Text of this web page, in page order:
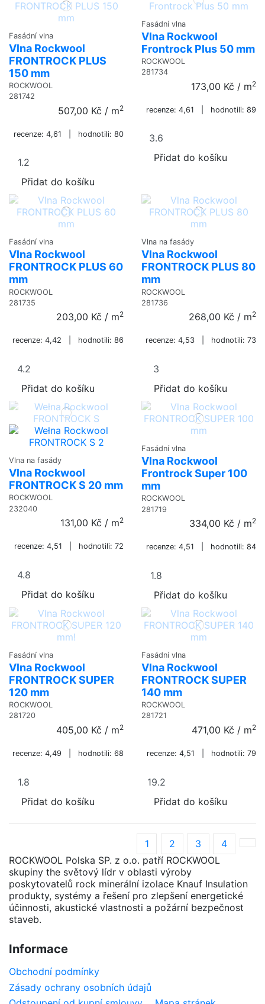
Fasádní vlna
Vlna Rockwool
FRONTROCK PLUS
150 mm
ROCKWOOL
281742
507,00 Kč / m2
recenze: 4,61 | hodnotili: 80
Přidat do košíku
Fasádní vlna
Vlna Rockwool
Frontrock Plus 50 mm
ROCKWOOL
281734
173,00 Kč / m2
recenze: 4,61 | hodnotili: 89
Přidat do košíku
Fasádní vlna
Vlna Rockwool
FRONTROCK PLUS 60
mm
ROCKWOOL
281735
203,00 Kč / m2
recenze: 4,42 | hodnotili: 86
Přidat do košíku
Vlna na fasády
Vlna Rockwool
FRONTROCK PLUS 80
mm
ROCKWOOL
281736
268,00 Kč / m2
recenze: 4,53 | hodnotili: 73
Přidat do košíku
Vlna na fasády
Vlna Rockwool
FRONTROCK S 20 mm
ROCKWOOL
232040
131,00 Kč / m2
recenze: 4,51 | hodnotili: 72
Přidat do košíku
Fasádní vlna
Vlna Rockwool
Frontrock Super 100
mm
ROCKWOOL
281719
334,00 Kč / m2
recenze: 4,51 | hodnotili: 84
Přidat do košíku
Fasádní vlna
Vlna Rockwool
FRONTROCK SUPER
120 mm
ROCKWOOL
281720
405,00 Kč / m2
recenze: 4,49 | hodnotili: 68
Přidat do košíku
Fasádní vlna
Vlna Rockwool
FRONTROCK SUPER
140 mm
ROCKWOOL
281721
471,00 Kč / m2
recenze: 4,51 | hodnotili: 79
Přidat do košíku
1 2 3
4
ROCKWOOL Polska SP. z o.o. patří ROCKWOOL
skupiny the světový lídr v oblasti výroby
poskytovatelů rock minerální izolace Knauf Insulation
produkty, systémy a řešení pro zlepšení energetické
účinnosti, akustické vlastnosti a požární bezpečnost
staveb.
Informace
Obchodní podmínky
Zásady ochrany osobních údajů